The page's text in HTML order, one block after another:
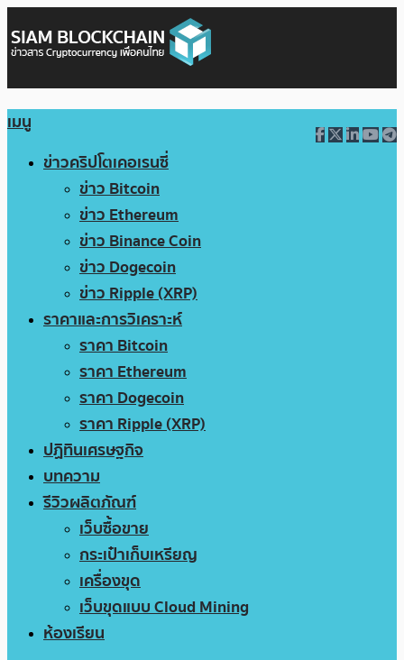
เมนู
ข่าวคริปโตเคอเรนซี่
ข่าว Bitcoin
ข่าว Ethereum
ข่าว Binance Coin
ข่าว Dogecoin
ข่าว Ripple (XRP)
ราคาและการวิเคราะห์
ราคา Bitcoin
ราคา Ethereum
ราคา Dogecoin
ราคา Ripple (XRP)
ปฏิทินเศรษฐกิจ
บทความ
รีวิวผลิตภัณฑ์
เว็บซื้อขาย
กระเป๋าเก็บเหรียญ
เครื่องขุด
เว็บขุดแบบ Cloud Mining
ห้องเรียน